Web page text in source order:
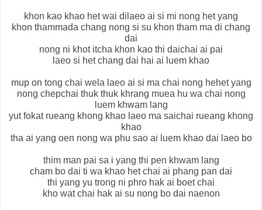
khon kao khao het wai dilaeo ai si mi nong het yang
khon thammada chang nong si su khon tham ma di chang
dai
nong ni khot itcha khon kao thi daichai ai pai
laeo si het chang dai hai ai luem khao
mup on tong chai wela laeo ai si ma chai nong hehet yang
nong chepchai thuk thuk khrang muea hu wa chai nong
luem khwam lang
yut fokat rueang khong khao laeo ma saichai rueang khong
khao
tha ai yang oen nong wa phu sao ai luem khao dai laeo bo
thim man pai sa i yang thi pen khwam lang
cham bo dai ti wa khao het chai ai phang pan dai
thi yang yu trong ni phro hak ai boet chai
kho wat chai hak ai su nong bo dai naenon